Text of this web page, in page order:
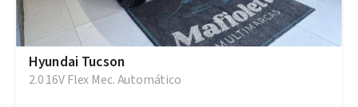
Hyundai Tucson
2.0 16V Flex Mec. Automático